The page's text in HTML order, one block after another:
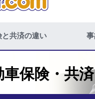
と共済の違い
保険・共済